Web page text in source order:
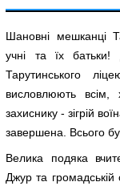
Шановні мешканці
учні та їх
Тарутинського
висловлюють всім,
захиснику - зігрій
завершена. Всього
Велика подяка
Джур та громадській